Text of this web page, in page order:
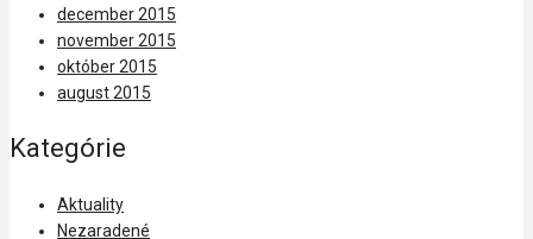
december 2015
november 2015
október 2015
august 2015
Kategórie
Aktuality
Nezaradené